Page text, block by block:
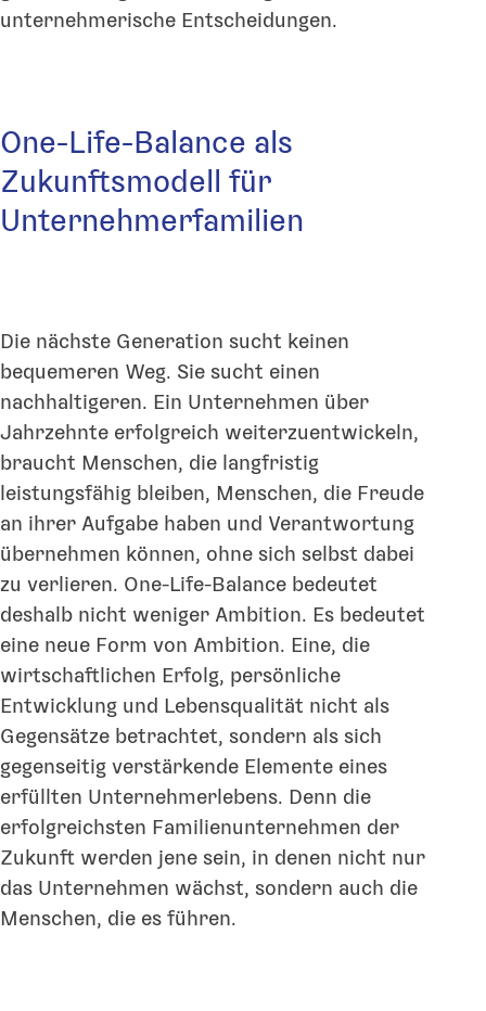
unternehmerische Entscheidungen.
One-Life-Balance als
Zukunftsmodell für
Unternehmerfamilien
Die nächste Generation sucht keinen
bequemeren Weg. Sie sucht einen
nachhaltigeren. Ein Unternehmen über
Jahrzehnte erfolgreich weiterzuentwickeln,
braucht Menschen, die langfristig
leistungsfähig bleiben, Menschen, die Freude
an ihrer Aufgabe haben und Verantwortung
übernehmen können, ohne sich selbst dabei
zu verlieren. One-Life-Balance bedeutet
deshalb nicht weniger Ambition. Es bedeutet
eine neue Form von Ambition. Eine, die
wirtschaftlichen Erfolg, persönliche
Entwicklung und Lebensqualität nicht als
Gegensätze betrachtet, sondern als sich
gegenseitig verstärkende Elemente eines
erfüllten Unternehmerlebens. Denn die
erfolgreichsten Familienunternehmen der
Zukunft werden jene sein, in denen nicht nur
das Unternehmen wächst, sondern auch die
Menschen, die es führen.